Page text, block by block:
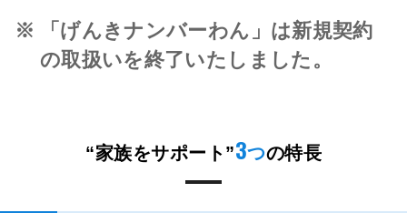
「げんきナンバーわん」は新規契約
の取扱いを終了いたしました。
“家族をサポート”3つの特長